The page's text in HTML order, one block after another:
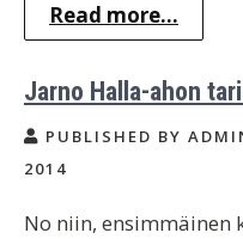
Read more...
Jarno Halla-ahon
PUBLISHED BY
2014
No niin, ensimmäinen